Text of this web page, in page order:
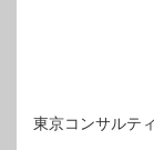
東京コンサルテ